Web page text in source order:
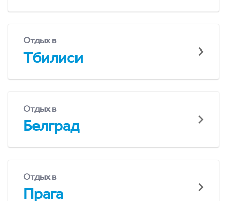
Отдых в
Тбилиси
Отдых в
Белград
Отдых в
Прага